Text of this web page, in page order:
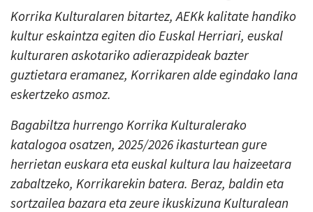
Korrika Kulturalaren bitartez, AEKk kalitate handiko
kultur eskaintza egiten dio Euskal Herriari, euskal
kulturaren askotariko adierazpideak bazter
guztietara eramanez, Korrikaren alde egindako lana
eskertzeko asmoz.
Bagabiltza hurrengo Korrika Kulturalerako
katalogoa osatzen, 2025/2026 ikasturtean gure
herrietan euskara eta euskal kultura lau haizeetara
zabaltzeko, Korrikarekin batera. Beraz, baldin eta
sortzailea bazara eta zeure ikuskizuna Kulturalean